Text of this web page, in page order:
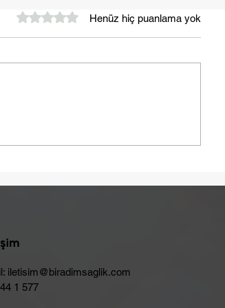
5 üzerinden 0 yıldızHenüz hiç puanlama yok
iletisim@biradimsaglik.com
1 577